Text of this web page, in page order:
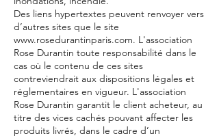
Des liens hypertextes peuvent renvoyer vers
d’autres sites que le site
www.rosedurantinparis.com. L'association
Rose Durantin toute responsabilité dans le
cas où le contenu de ces sites
contreviendrait aux dispositions légales et
réglementaires en vigueur. L'association
Rose Durantin garantit le client acheteur, au
titre des vices cachés pouvant affecter les
produits livrés, dans le cadre d’un